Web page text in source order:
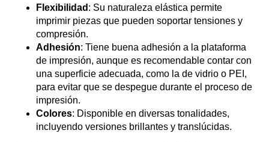
Flexibilidad : Su naturaleza elástica permite
imprimir piezas que pueden soportar tensiones y
compresión.
Adhesión: Tiene buena adhesión a la plataforma
de impresión, aunque es recomendable contar con
una superficie adecuada, como la de vidrio o PEI,
para evitar que se despegue durante el proceso de
impresión.
Colores: Disponible en diversas tonalidades,
incluyendo versiones brillantes y translúcidas.